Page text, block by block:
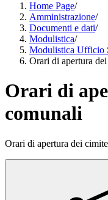
Home Page/
Amministrazione/
Documenti e dati/
Modulistica/
Modulistica Ufficio
Orari di apertura
Orari di
comunali
Orari di apertura dei